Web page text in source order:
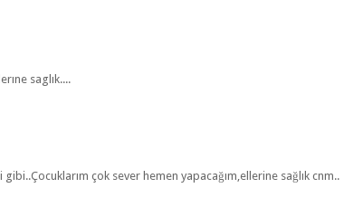
saglık....
çok sever hemen yapacağım,ellerine sağlık cnm..